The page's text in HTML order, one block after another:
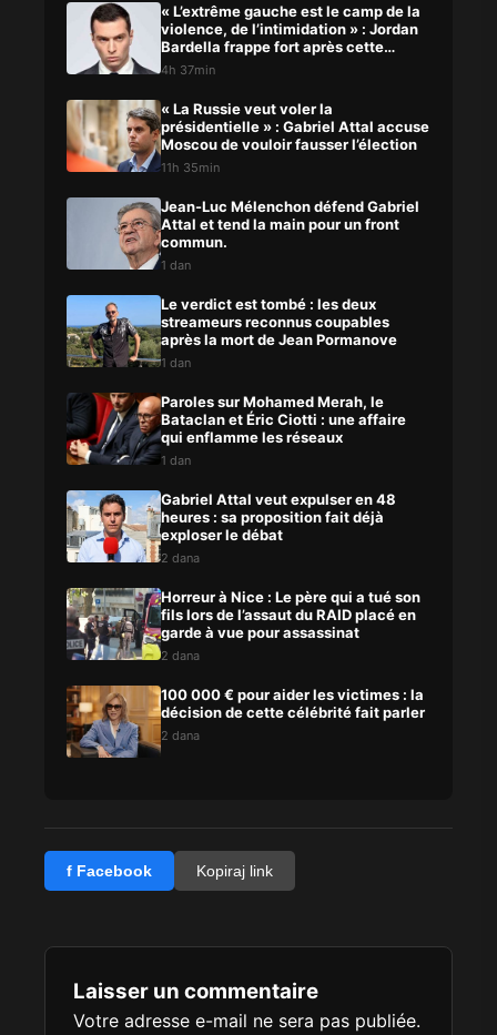
« L’extrême gauche est le camp de la
violence, de l’intimidation » : Jordan
Bardella frappe fort après cette
agression
4h 37min
« La Russie veut voler la
présidentielle » : Gabriel Attal accuse
Moscou de vouloir fausser l’élection
11h 35min
Jean-Luc Mélenchon défend Gabriel
Attal et tend la main pour un front
commun.
1 dan
Le verdict est tombé : les deux
streameurs reconnus coupables
après la mort de Jean Pormanove
1 dan
Paroles sur Mohamed Merah, le
Bataclan et Éric Ciotti : une affaire
qui enflamme les réseaux
1 dan
Gabriel Attal veut expulser en 48
heures : sa proposition fait déjà
exploser le débat
2 dana
Horreur à Nice : Le père qui a tué son
fils lors de l’assaut du RAID placé en
garde à vue pour assassinat
2 dana
100 000 € pour aider les victimes : la
décision de cette célébrité fait parler
2 dana
f Facebook Kopiraj link
Laisser un commentaire
Votre adresse e-mail ne sera pas publiée.